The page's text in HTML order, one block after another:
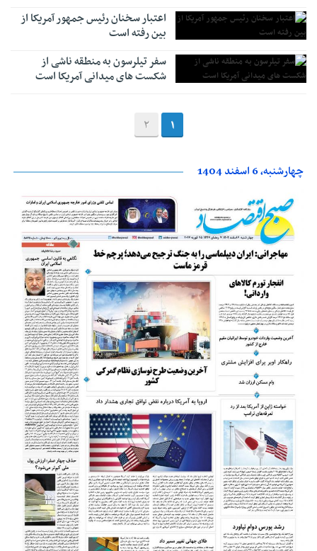
اعتبار سخنان رئیس جمهور آمریکا از
بین رفته است
سفر تیلرسون به منطقه ناشی از
شکست های میدانی آمریکا است
1
2
چهارشنبه، 6 اسفند 1404